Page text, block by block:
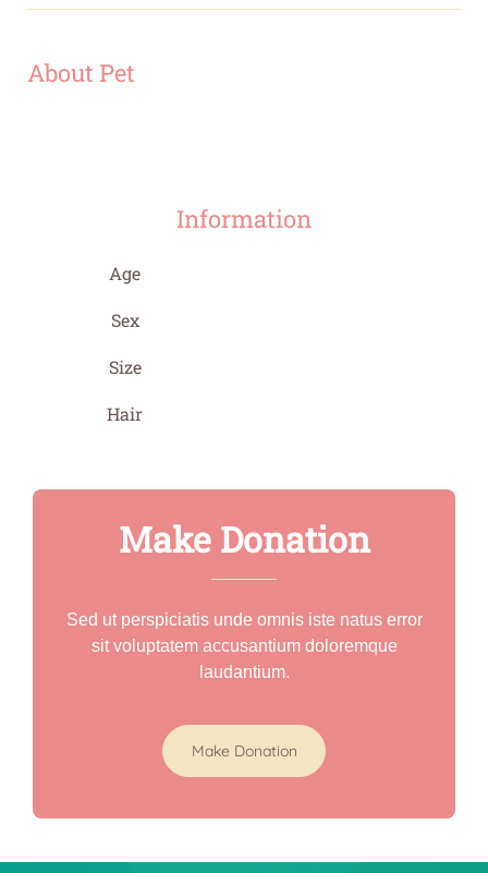
About Pet
Information
Age
Sex
Size
Hair
Make Donation
Sed ut perspiciatis unde omnis iste natus error
sit voluptatem accusantium doloremque
laudantium.
Make Donation